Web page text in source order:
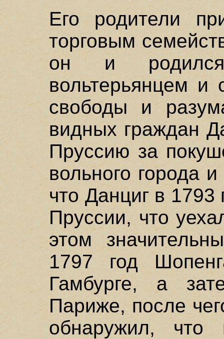
Его родители
торговым
он и
вольтерьянцем и
свободы и
видных граждан
Пруссию за
вольного города
что Данциг в 1793
Пруссии, что
этом
1797 год
Гамбурге, а
Париже, после
обнаружил, что